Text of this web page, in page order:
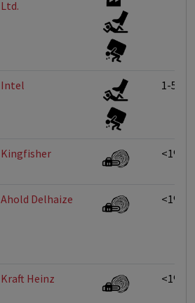
Ltd.
Intel 1-5%
Kingfisher <1%
Ahold Delhaize <1%
Kraft Heinz <1%